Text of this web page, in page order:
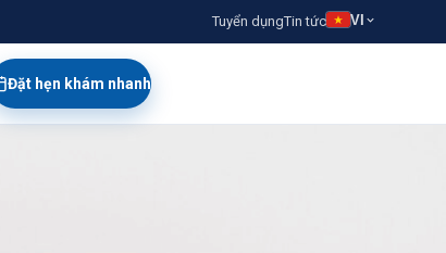
Tuyển dụngTin tức VI
Đặt hẹn khám nhanh